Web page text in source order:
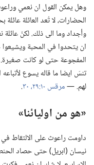
وهل يمكن القول ان نعمي
الحضارات،‏ لا تُعد العائلة
وأجداد وما الى ذلك.‏ لكنّ
ان يتحدوا في المحبة
المفجوعة حتى لو كانت
تنسَ ايضا ما قاله يسوع
لهم.‏ —‏مرقس ١٠:‏٢٩،‏ ٣٠ ‏.‏
‏«‏هو من اوليائنا»‏
داومت راعوث على الالتقاط
نيسان (‏ابريل)‏ حتى حصاد